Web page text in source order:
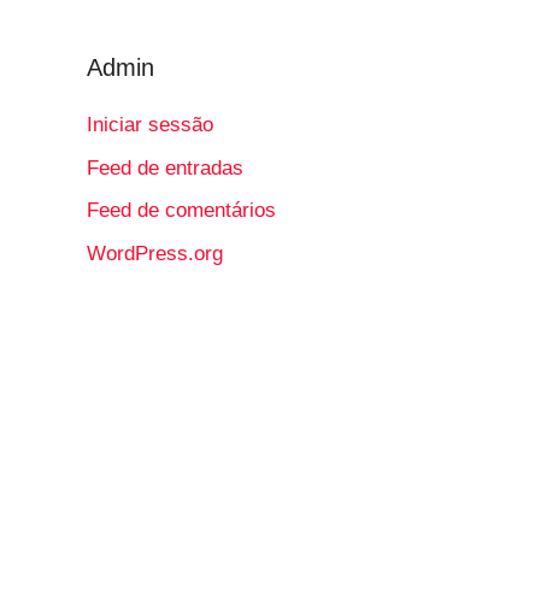
Admin
Iniciar sessão
Feed de entradas
Feed de comentários
WordPress.org